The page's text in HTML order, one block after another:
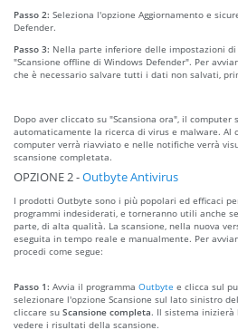
Passo 2: Seleziona l'opzione Aggiornamento e
Defender.
Passo 3: Nella parte inferiore delle impostazioni
"Scansione offline di Windows Defender". Per
che è necessario salvare tutti i dati non salvati,
Dopo aver cliccato su "Scansiona ora", il computer
automaticamente la ricerca di virus e malware. Al
computer verrà riavviato e nelle notifiche verrà
scansione completata.
OPZIONE 2 -Outbyte Antivirus
I prodotti Outbyte sono i più popolari ed efficaci
programmi indesiderati, e torneranno utili anche
parte, di alta qualità. La scansione, nella nuova
eseguita in tempo reale e manualmente. Per
procedi come segue:
Passo 1: Avvia il programma Outbyte e clicca sul
selezionare l'opzione Scansione sul lato sinistro
cliccare su Scansione completa. Il sistema inizierà
vedere i risultati della scansione.